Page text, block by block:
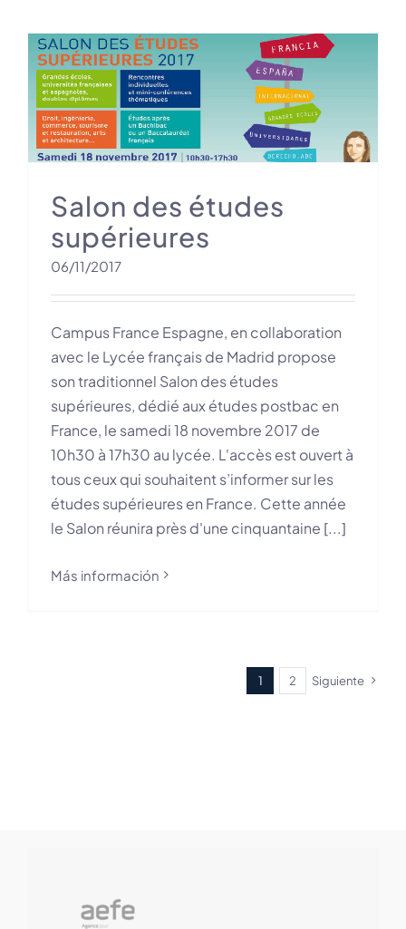
Salon des études
supérieures
06/11/2017
Campus France Espagne, en collaboration
avec le Lycée français de Madrid propose
son traditionnel Salon des études
supérieures, dédié aux études postbac en
France, le samedi 18 novembre 2017 de
10h30 à 17h30 au lycée. L'accès est ouvert à
tous ceux qui souhaitent s’informer sur les
études supérieures en France. Cette année
le Salon réunira près d'une cinquantaine [...]
Más información
1 2 Siguiente